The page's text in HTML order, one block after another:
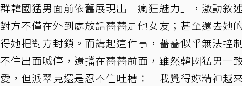
群韓國猛男面前依舊展現出「瘋狂魅力」，激動敘
方不僅在外到處放話薔薔是他女友；甚至還去她
她把對方封鎖。而講起這件事，薔薔似乎無法控
住出面喊停，還擋在薔薔前面，雖然韓國猛男一
，但派翠克還是忍不住吐槽：「我覺得妳精神越